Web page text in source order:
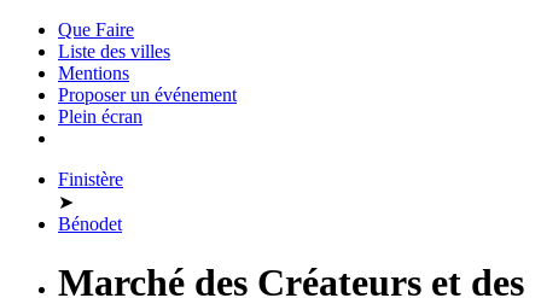
Que Faire
Liste des villes
Mentions
Proposer un événement
Plein écran
Finistère
➤
Bénodet
Marché des Créateurs et des